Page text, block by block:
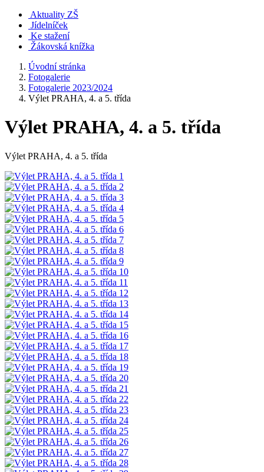
Aktuality ZŠ
Jídelníček
Ke stažení
Žákovská knížka
Úvodní stránka
Fotogalerie
Fotogalerie 2023/2024
Výlet PRAHA, 4. a 5. třída
Výlet PRAHA, 4. a 5. třída
Výlet PRAHA, 4. a 5. třída